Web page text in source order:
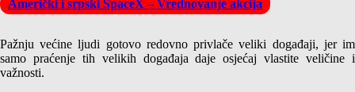
Američki i srpski SpaceX – Vrednovanje akcija
Pažnju većine ljudi gotovo redovno privlače veliki događaji, jer im
samo praćenje tih velikih događaja daje osjećaj vlastite veličine i
važnosti.